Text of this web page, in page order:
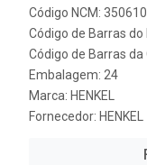
Código NCM:
Código de Barras
Código de Barras
Embalagem: 24
Marca: HENKEL
Fornecedor: HENKEL